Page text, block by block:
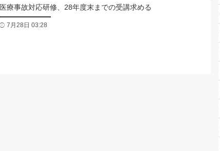
医療事故対応研修、28年度末までの受講求める
7月28日 03:28